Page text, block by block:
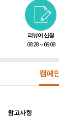
리뷰어 신청
08.28 ~ 09.08
캠페
참고사항